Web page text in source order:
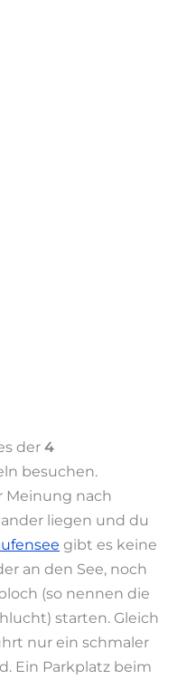
der 4
besuchen.
Meinung nach
liegen und du
gibt es keine
an den See, noch
(so nennen die
starten. Gleich
nur ein schmaler
Ein Parkplatz beim